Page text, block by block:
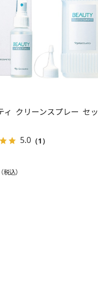
ィ クリーンスプレー セッ
5.0（1）